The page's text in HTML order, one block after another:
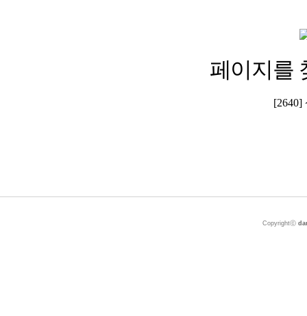
페이지를
[2640]
Copyrightⓒ